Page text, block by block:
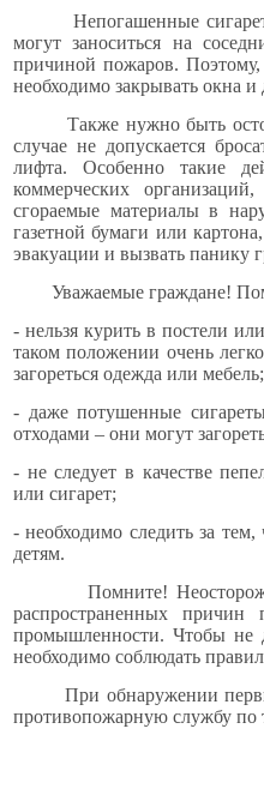
Непогашенные сигареты,
могут заноситься на
причиной пожаров. Поэтому,
необходимо закрывать окна
Также нужно быть
случае не допускается
лифта. Особенно такие
коммерческих
сгораемые материалы в
газетной бумаги или
эвакуации и вызвать панику
Уважаемые граждане!
- нельзя курить в постели
таком положении очень
загореться одежда или мебель;
- даже потушенные
отходами – они могут
- не следует в качестве
или сигарет;
- необходимо следить за
детям.
Помните!
распространенных
промышленности. Чтобы не
необходимо соблюдать
При обнаружении первых
противопожарную службу по